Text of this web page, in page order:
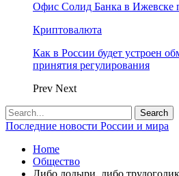
Офис Солид Банка в Ижевске
Криптовалюта
Как в России будет устроен
принятия регулирования
Prev Next
Последние новости России и мира
Home
Общество
Либо лодыри, либо